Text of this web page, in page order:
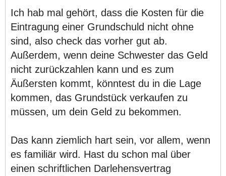
Ich hab mal gehört, dass die Kosten für die
Eintragung einer Grundschuld nicht ohne
sind, also check das vorher gut ab.
Außerdem, wenn deine Schwester das Geld
nicht zurückzahlen kann und es zum
Äußersten kommt, könntest du in die Lage
kommen, das Grundstück verkaufen zu
müssen, um dein Geld zu bekommen.
Das kann ziemlich hart sein, vor allem, wenn
es familiär wird. Hast du schon mal über
einen schriftlichen Darlehensvertrag